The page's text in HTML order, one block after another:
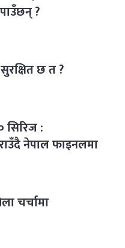
?
छ त ?
सिरिज :
नेपाल फाइनलमा
चर्चामा